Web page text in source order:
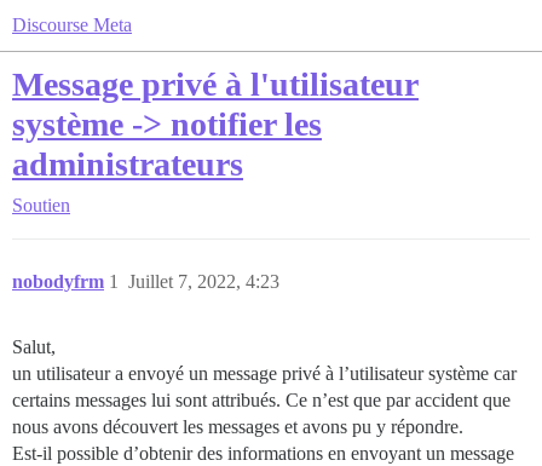
Discourse Meta
Message privé à l'utilisateur
système -> notifier les
administrateurs
Soutien
nobodyfrm Juillet 7, 2022, 4:23
1
Salut,
un utilisateur a envoyé un message privé à l’utilisateur système car
certains messages lui sont attribués. Ce n’est que par accident que
nous avons découvert les messages et avons pu y répondre.
Est-il possible d’obtenir des informations en envoyant un message